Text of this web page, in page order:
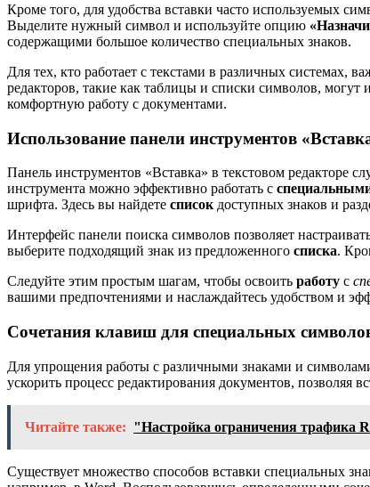
Кроме того, для удобства вставки часто используемых
Выделите нужный символ и используйте опцию
содержащими большое количество специальных знаков.
Для тех, кто работает с текстами в различных системах,
редакторов, такие как таблицы и списки символов,
комфортную работу с документами.
Использование панели инструментов
Панель инструментов «Вставка» в текстовом редакторе
инструмента можно эффективно работать с
шрифта. Здесь вы найдете список доступных знаков и
Интерфейс панели поиска символов позволяет
выберите подходящий знак из предложенного списка.
Следуйте этим простым шагам, чтобы освоить работу с
вашими предпочтениями и наслаждайтесь удобством и
Сочетания клавиш для специальных
Для упрощения работы с различными знаками и
ускорить процесс редактирования документов,
Читайте также: "Настройка ограничения трафика
Существует множество способов вставки специальных